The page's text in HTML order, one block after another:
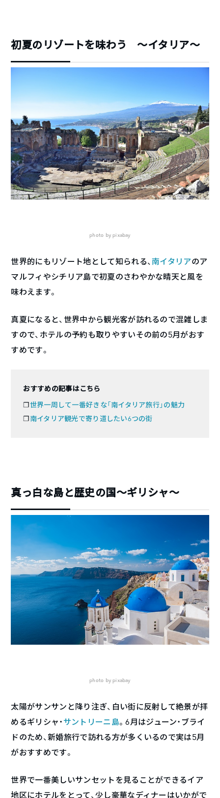
初夏のリゾートを味わう ～イタリア～
photo by pixabay
世界的にもリゾート地として知られる、南イタリアのア
マルフィやシチリア島で初夏のさわやかな晴天と風を
味わえます。
真夏になると、世界中から観光客が訪れるので混雑しま
すので、ホテルの予約も取りやすいその前の5月がおす
すめです。
おすすめの記事はこちら
❐世界一周して一番好きな「南イタリア旅行」の魅力
❐南イタリア観光で寄り道したい6つの街
真っ白な島と歴史の国〜ギリシャ〜
photo by pixabay
太陽がサンサンと降り注ぎ、白い街に反射して絶景が拝
めるギリシャ・サントリーニ島。6月はジューン・ブライ
ドのため、新婚旅行で訪れる方が多くいるので実は5月
がおすすめです。
世界で一番美しいサンセットを見ることができるイア
地区にホテルをとって、少し豪華なディナーはいかがで